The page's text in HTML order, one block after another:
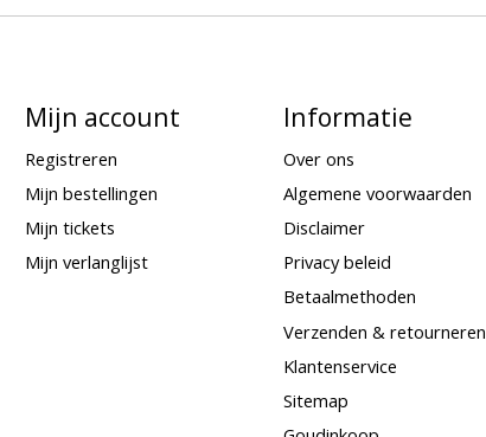
Mijn account
Registreren
Mijn bestellingen
Mijn tickets
Mijn verlanglijst
Informatie
Over ons
Algemene voorwaarden
Disclaimer
Privacy beleid
Betaalmethoden
Verzenden & retourneren
Klantenservice
Sitemap